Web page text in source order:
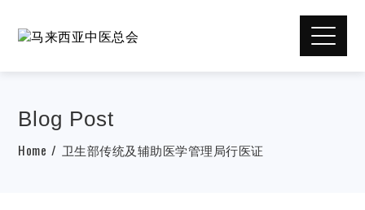
Blog Post
Home 卫生部传统及辅助医学管理局行医证